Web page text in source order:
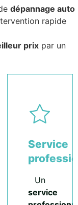
dépannage auto
rapide
prixpar un
Service
Un
service